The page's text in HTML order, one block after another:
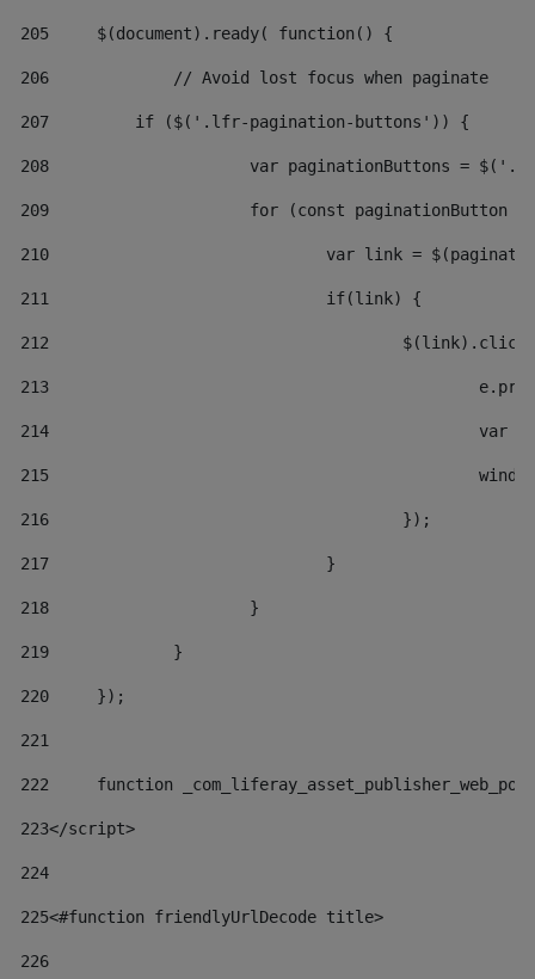
205
	$(document).ready( function() {
206
		// Avoid lost focus when paginate
207
	    if ($('.lfr-pagination-buttons')) {
208
var paginationButtons =
209
for (const
210
var link =
211
				if(link) {
212
213
214
215
216
					});
217
				}
218
			}
219
		}
220
	});
221
222
function
223</script>
224
225<#function friendlyUrlDecode title>
226